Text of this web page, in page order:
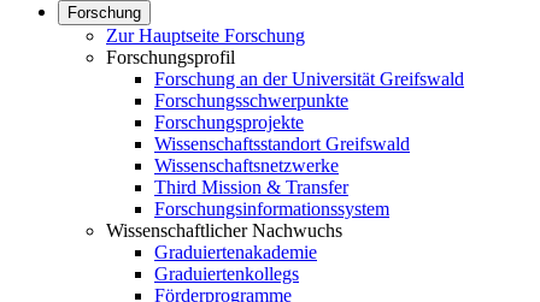
Forschung
Zur Hauptseite Forschung
Forschungsprofil
Forschung an der Universität Greifswald
Forschungsschwerpunkte
Forschungsprojekte
Wissenschaftsstandort Greifswald
Wissenschaftsnetzwerke
Third Mission & Transfer
Forschungsinformationssystem
Wissenschaftlicher Nachwuchs
Graduiertenakademie
Graduiertenkollegs
Förderprogramme